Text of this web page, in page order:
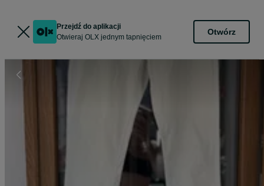
Przejdź do aplikacji
Otwieraj OLX jednym tapnięciem
Otwórz